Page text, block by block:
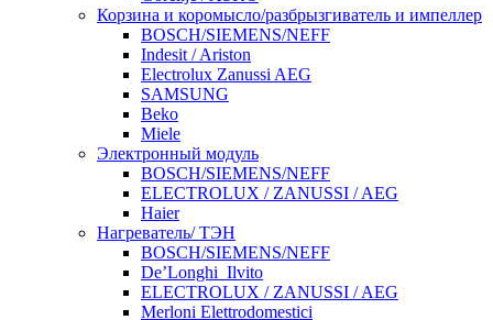
Корзина и коромысло/разбрызгиватель и импеллер
BOSCH/SIEMENS/NEFF
Indesit / Ariston
Electrolux Zanussi AEG
SAMSUNG
Beko
Miele
Электронный модуль
BOSCH/SIEMENS/NEFF
ELECTROLUX / ZANUSSI / AEG
Haier
Нагреватель/ ТЭН
BOSCH/SIEMENS/NEFF
De’Longhi_Ilvito
ELECTROLUX / ZANUSSI / AEG
Merloni Elettrodomestici